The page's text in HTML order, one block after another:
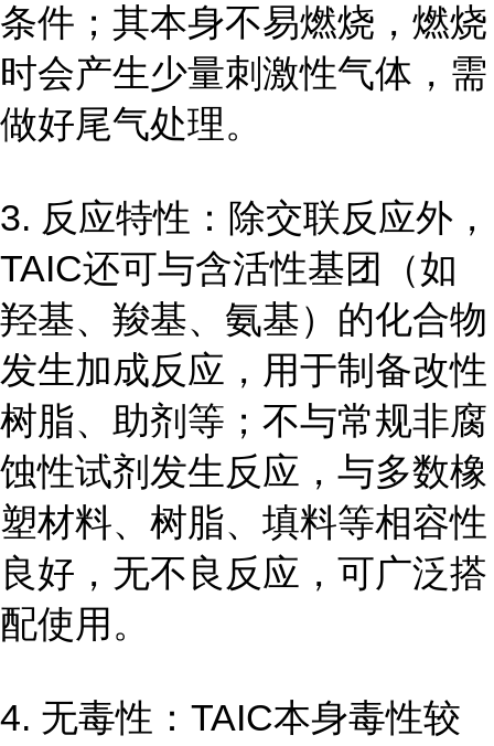
条件；其本身不易燃烧，燃烧
时会产生少量刺激性气体，需
做好尾气处理。
3. 反应特性：除交联反应外，
TAIC还可与含活性基团（如
羟基、羧基、氨基）的化合物
发生加成反应，用于制备改性
树脂、助剂等；不与常规非腐
蚀性试剂发生反应，与多数橡
塑材料、树脂、填料等相容性
良好，无不良反应，可广泛搭
配使用。
4. 无毒性：TAIC本身毒性较